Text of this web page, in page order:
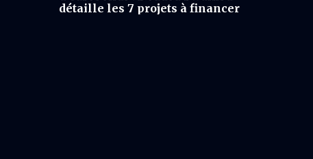
détaille les 7 projets à financer